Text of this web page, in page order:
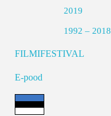
2019
1992 – 2018
FILMIFESTIVAL
E-pood